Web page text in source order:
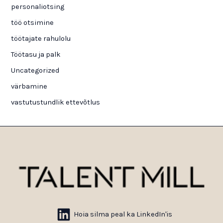
personaliotsing
töö otsimine
töötajate rahulolu
Töötasu ja palk
Uncategorized
värbamine
vastutustundlik ettevõtlus
Hoia silma peal ka LinkedIn'is